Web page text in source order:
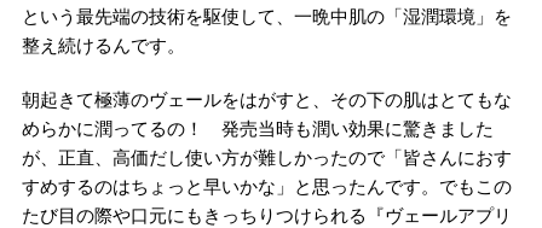
という最先端の技術を駆使して、一晩中肌の「湿潤環境」を
整え続けるんです。
朝起きて極薄のヴェールをはがすと、その下の肌はとてもな
めらかに潤ってるの！ 発売当時も潤い効果に驚きました
が、正直、高価だし使い方が難しかったので「皆さんにおす
すめするのはちょっと早いかな」と思ったんです。でもこの
たび目の際や口元にもきっちりつけられる『ヴェールアプリ